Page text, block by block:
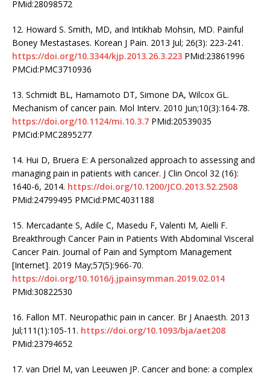
PMid:28098572
12. Howard S. Smith, MD, and Intikhab Mohsin, MD. Painful
Boney Mestastases. Korean J Pain. 2013 Jul; 26(3): 223-241.
https://doi.org/10.3344/kjp.2013.26.3.223 PMid:23861996
PMCid:PMC3710936
13. Schmidt BL, Hamamoto DT, Simone DA, Wilcox GL.
Mechanism of cancer pain. Mol Interv. 2010 Jun;10(3):164-78.
https://doi.org/10.1124/mi.10.3.7 PMid:20539035
PMCid:PMC2895277
14. Hui D, Bruera E: A personalized approach to assessing and
managing pain in patients with cancer. J Clin Oncol 32 (16):
1640-6, 2014. https://doi.org/10.1200/JCO.2013.52.2508
PMid:24799495 PMCid:PMC4031188
15. Mercadante S, Adile C, Masedu F, Valenti M, Aielli F.
Breakthrough Cancer Pain in Patients With Abdominal Visceral
Cancer Pain. Journal of Pain and Symptom Management
[Internet]. 2019 May;57(5):966-70.
https://doi.org/10.1016/j.jpainsymman.2019.02.014
PMid:30822530
16. Fallon MT. Neuropathic pain in cancer. Br J Anaesth. 2013
Jul;111(1):105-11. https://doi.org/10.1093/bja/aet208
PMid:23794652
17. van Driel M, van Leeuwen JP. Cancer and bone: a complex